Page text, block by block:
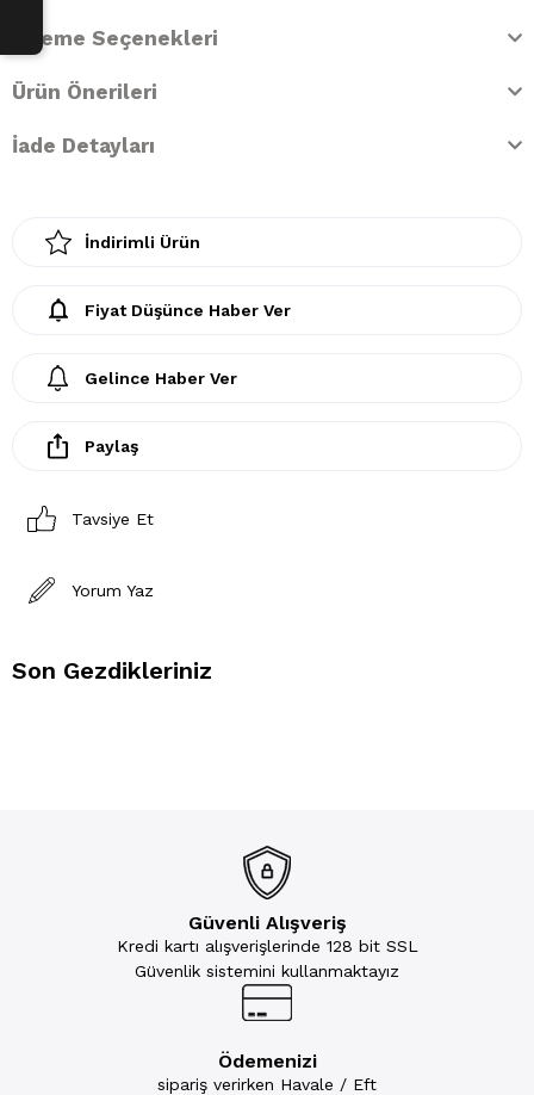
Ödeme Seçenekleri
Ürün Önerileri
İade Detayları
İndirimli Ürün
Fiyat Düşünce Haber Ver
Gelince Haber Ver
Paylaş
Tavsiye Et
Yorum Yaz
Son Gezdikleriniz
Güvenli Alışveriş
Kredi kartı alışverişlerinde 128 bit SSL
Güvenlik sistemini kullanmaktayız
Ödemenizi
sipariş verirken Havale / Eft